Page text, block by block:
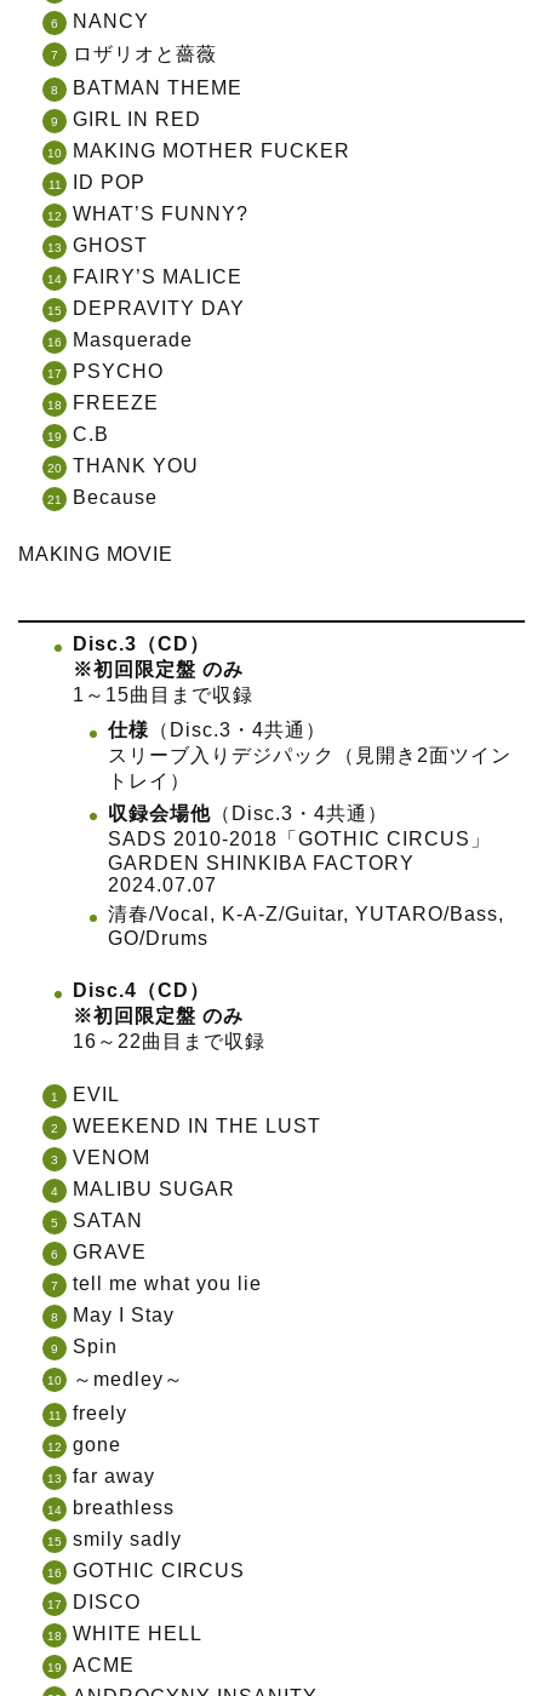
NANCY
ロザリオと薔薇
BATMAN THEME
GIRL IN RED
MAKING MOTHER FUCKER
ID POP
WHAT’S FUNNY?
GHOST
FAIRY’S MALICE
DEPRAVITY DAY
Masquerade
PSYCHO
FREEZE
C.B
THANK YOU
Because
MAKING MOVIE
Disc.3（CD）
※初回限定盤 のみ
1～15曲目まで収録
仕様 （Disc.3・4共通）
スリーブ入りデジパック（見開き2面ツイン
トレイ）
収録会場他 （Disc.3・4共通）
SADS 2010-2018「GOTHIC CIRCUS」
GARDEN SHINKIBA FACTORY
2024.07.07
清春/Vocal, K-A-Z/Guitar, YUTARO/Bass,
GO/Drums
Disc.4（CD）
※初回限定盤 のみ
16～22曲目まで収録
EVIL
WEEKEND IN THE LUST
VENOM
MALIBU SUGAR
SATAN
GRAVE
tell me what you lie
May I Stay
Spin
～medley～
freely
gone
far away
breathless
smily sadly
GOTHIC CIRCUS
DISCO
WHITE HELL
ACME